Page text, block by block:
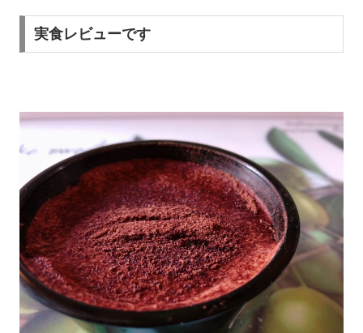
実食レビューです